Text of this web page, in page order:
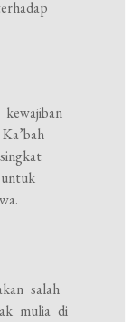
salah
mulia di